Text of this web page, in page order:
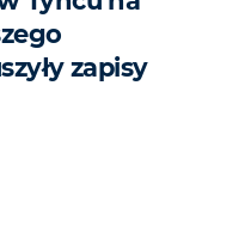
zapisy